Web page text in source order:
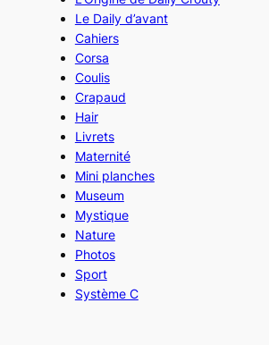
Le Daily d’avant
Cahiers
Corsa
Coulis
Crapaud
Hair
Livrets
Maternité
Mini planches
Museum
Mystique
Nature
Photos
Sport
Système C